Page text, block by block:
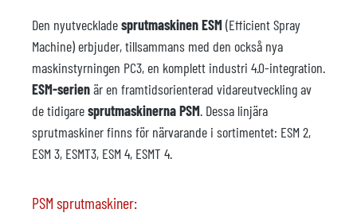
Den nyutveckladesprutmaskinen ESM(Efficient Spray
Machine) erbjuder, tillsammans med den också nya
maskinstyrningen PC3, en komplett industri 4.0-integration.
ESM-serienär en framtidsorienterad vidareutveckling av
de tidigaresprutmaskinerna PSM. Dessa linjära
sprutmaskiner finns för närvarande i sortimentet: ESM 2,
ESM 3, ESMT3, ESM 4, ESMT 4.
PSM sprutmaskiner: